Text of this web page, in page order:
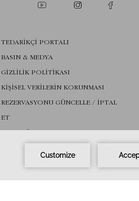
TEDARİKÇİ PORTALI
BASIN & MEDYA
GİZLİLİK POLİTİKASI
KİŞİSEL VERİLERİN KORUNMASI
REZERVASYONU GÜNCELLE / IPTAL
ET
BAŞA DÖN